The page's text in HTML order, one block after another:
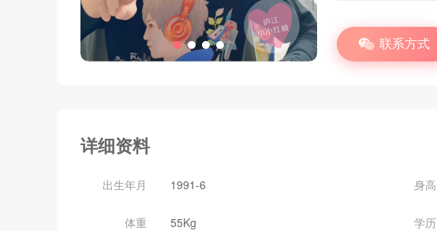
联系方式
详细资料
出生年月 1991-6 身高
体重 55Kg 学历